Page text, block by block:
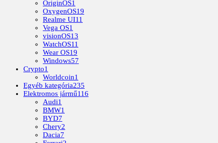
OriginOS1
OxygenOS19
Realme UI11
Vega OS1
visionOS13
WatchOS11
Wear OS19
Windows57
Crypto1
Worldcoin1
Egyéb kategória235
Elektromos jármű116
Audi1
BMW1
BYD7
Chery2
Dacia7